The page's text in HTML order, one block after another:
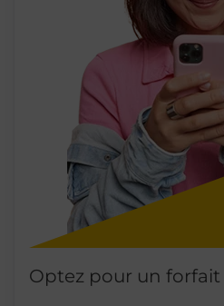
Optez pour un